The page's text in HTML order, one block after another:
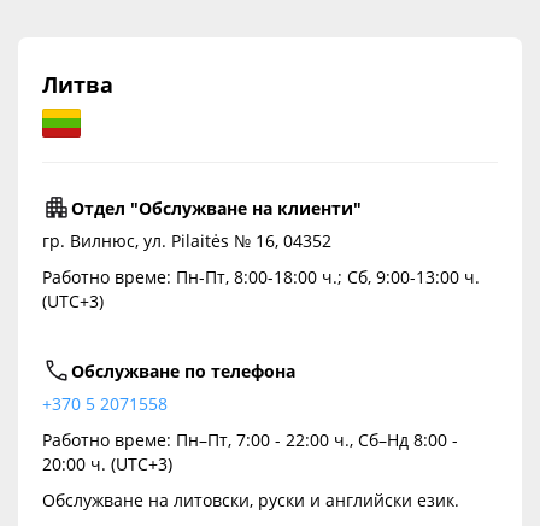
Литва
Отдел "Обслужване на клиенти"
гр. Вилнюс, ул. Pilaitės № 16, 04352
Работно време: Пн-Пт, 8:00-18:00 ч.; Сб, 9:00-13:00 ч.
(UTC+3)
Обслужване по телефона
+370 5 2071558
Работно време: Пн–Пт, 7:00 - 22:00 ч., Сб–Нд 8:00 -
20:00 ч. (UTC+3)
Обслужване на литовски, руски и английски език.